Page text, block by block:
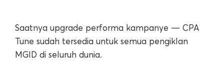
Saatnya upgrade performa kampanye — CPA
Tune sudah tersedia untuk semua pengiklan
MGID di seluruh dunia.